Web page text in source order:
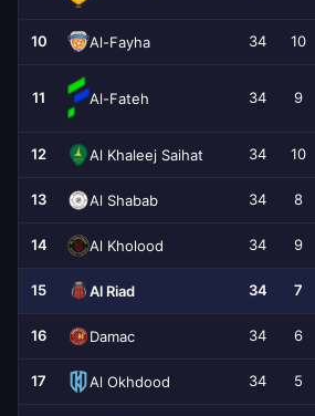
10 Al-Fayha 34 10
11 Al-Fateh 34 9
12 Al Khaleej Saihat 34 10
13 Al Shabab 34 8
14 Al Kholood 34 9
15 Al Riad 34 7
16 Damac 34 6
17 Al Okhdood 34 5